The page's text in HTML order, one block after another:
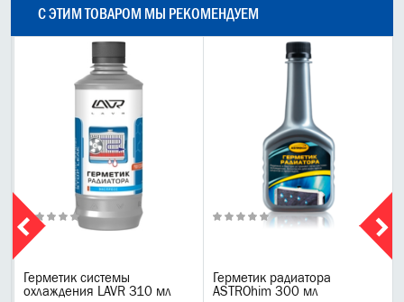
С ЭТИМ ТОВАРОМ МЫ РЕКОМЕНДУЕМ
Герметик системы
охлаждения LAVR 310 мл
Герметик радиатора
ASTROhim 300 мл